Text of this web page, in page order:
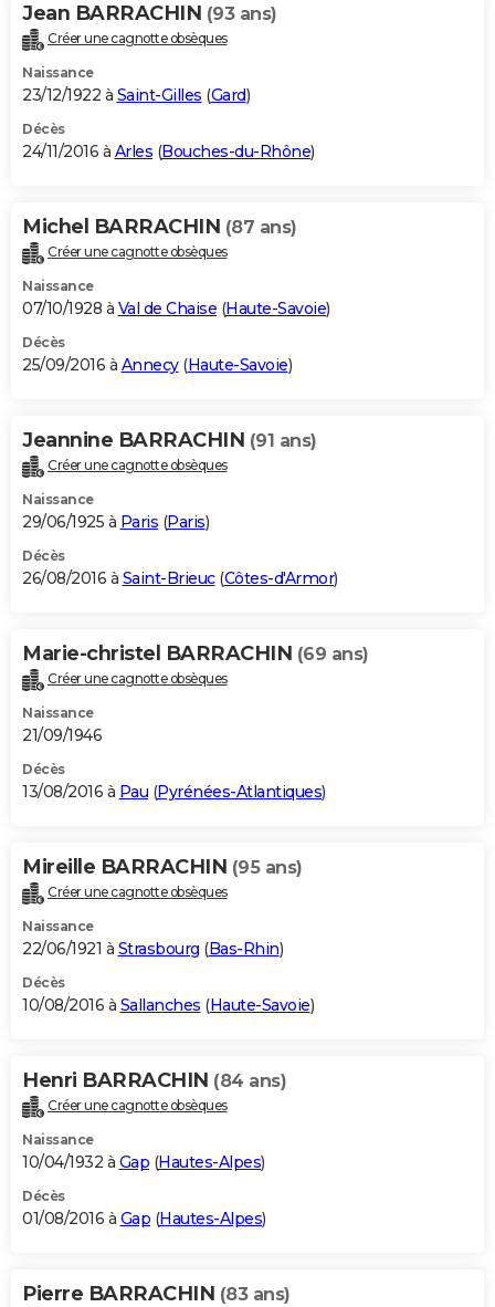
Jean BARRACHIN (93 ans)
Créer une cagnotte obsèques
Naissance
23/12/1922 à Saint-Gilles (Gard)
Décès
24/11/2016 à Arles (Bouches-du-Rhône)
Michel BARRACHIN (87 ans)
Créer une cagnotte obsèques
Naissance
07/10/1928 à Val de Chaise (Haute-Savoie)
Décès
25/09/2016 à Annecy(Haute-Savoie)
Jeannine BARRACHIN (91 ans)
Créer une cagnotte obsèques
Naissance
29/06/1925 à Paris (Paris)
Décès
26/08/2016 à Saint-Brieuc(Côtes-d'Armor)
Marie-christel BARRACHIN (69 ans)
Créer une cagnotte obsèques
Naissance
21/09/1946
Décès
13/08/2016 à Pau (Pyrénées-Atlantiques)
Mireille BARRACHIN (95 ans)
Créer une cagnotte obsèques
Naissance
22/06/1921 à Strasbourg (Bas-Rhin)
Décès
10/08/2016 à Sallanches (Haute-Savoie)
Henri BARRACHIN (84 ans)
Créer une cagnotte obsèques
Naissance
10/04/1932 à Gap (Hautes-Alpes)
Décès
01/08/2016 à Gap (Hautes-Alpes)
Pierre BARRACHIN (83 ans)